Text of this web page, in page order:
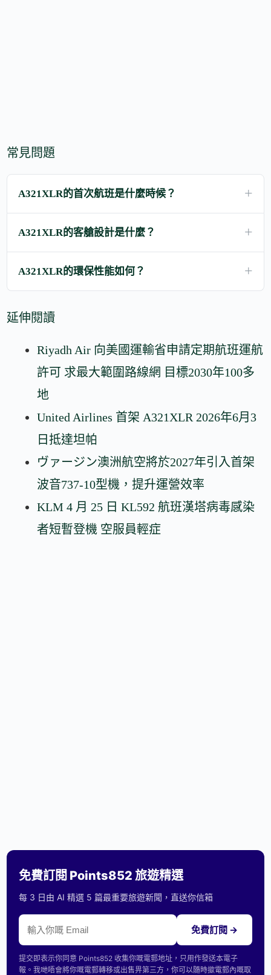
常見問題
A321XLR的首次航班是什麼時候？
A321XLR的客艙設計是什麼？
A321XLR的環保性能如何？
延伸閱讀
Riyadh Air 向美國運輸省申請定期航班運航
許可 求最大範圍路線網 目標2030年100多
地
United Airlines 首架 A321XLR 2026年6月3
日抵達坦帕
ヴァージン澳洲航空將於2027年引入首架
波音737-10型機，提升運營效率
KLM 4 月 25 日 KL592 航班漢塔病毒感染
者短暫登機 空服員輕症
免費訂閱 Points852 旅遊精選
每 3 日由 AI 精選 5 篇最重要旅遊新聞，直送你信箱
免費訂閱 →
提交即表示你同意 Points852 收集你嘅電郵地址，只用作發送本電子
報。我哋唔會將你嘅電郵轉移或出售畀第三方，你可以隨時撳電郵內嘅取